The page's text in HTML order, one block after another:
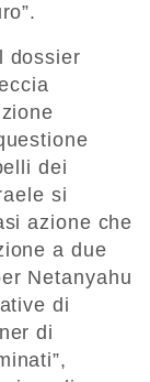
dossier
dei
si
azione che
a due
Netanyahu
di
di